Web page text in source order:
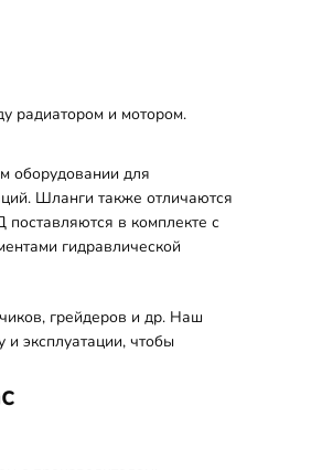
радиатором и мотором.
оборудовании для
Шланги также отличаются
в комплекте с
гидравлической
грейдеров и др. Наш
эксплуатации, чтобы